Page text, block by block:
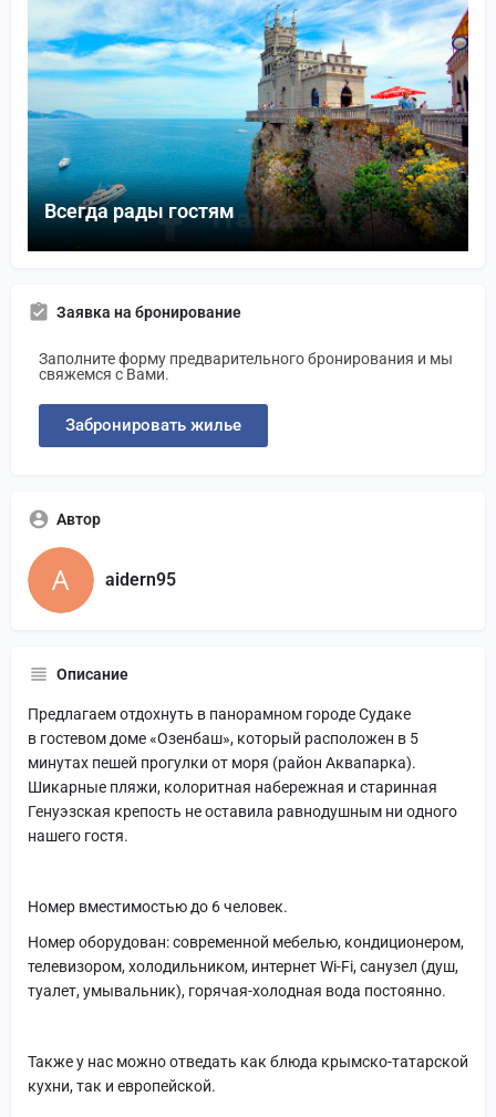
Всегда рады гостям
Заявка на бронирование
Заполните форму предварительного бронирования и мы
свяжемся с Вами.
Забронировать жилье
Автор
aidern95
Описание
Предлагаем отдохнуть в панорамном городе Судаке
в гостевом доме «Озенбаш», который расположен в 5
минутах пешей прогулки от моря (район Аквапарка).
Шикарные пляжи, колоритная набережная и старинная
Генуэзская крепость не оставила равнодушным ни одного
нашего гостя.
Номер вместимостью до 6 человек.
Номер оборудован: современной мебелью, кондиционером,
телевизором, холодильником, интернет Wi-Fi, санузел (душ,
туалет, умывальник), горячая-холодная вода постоянно.
Также у нас можно отведать как блюда крымско-татарской
кухни, так и европейской.